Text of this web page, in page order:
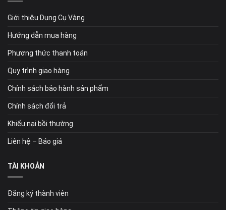
Giới thiệu Dụng Cụ Vàng
Hướng dẫn mua hàng
Phương thức thanh toán
Quy trình giao hàng
Chính sách bảo hành sản phẩm
Chính sách đổi trả
Khiếu nại bồi thường
Liên hệ – Báo giá
TÀI KHOẢN
Đăng ký thành viên